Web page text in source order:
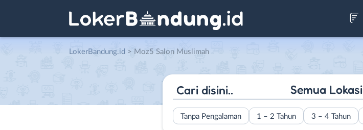
LokerBandung.id > Moz5 Salon Muslimah
Semua Lokasi
Tanpa Pengalaman 1 – 2 Tahun 3 – 4 Tahun